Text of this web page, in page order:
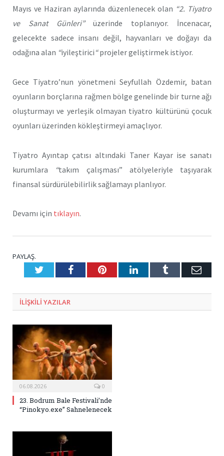
Mayıs ve Haziran aylarında düzenlenecek olan “2. Tiyatro
ve Sanat Günleri”üzerinde toplanıyor. İncenacar,
gelecekte sadece insanı değil, hayvanları ve doğayı da
odağına alan “iyileştirici “projeler geliştirmek istiyor.
Gece Tiyatro’nun yönetmeni Seyfullah Özdemir, batan
oyunların borçlarına rağmen bölge genelinde bir turne ağı
oluşturmayı ve yerleşik olmayan tiyatro kültürünü çocuk
oyunları üzerinden kökleştirmeyi amaçlıyor.
Tiyatro Ayıntap çatısı altındaki Taner Kayar ise sanatı
kurumlara
“takım çalışması” atölyeleriyle taşıyarak
finansal sürdürülebilirlik sağlamayı planlıyor.
Devamı için tıklayın.
PAYLAŞ.
TwitterFacebookPinterestLinkedInTumblr E-
ILIŞKILI YAZILAR
06.08.2026 0
23. Bodrum Bale Festivali’nde
“Pinokyo.exe” Sahnelenecek